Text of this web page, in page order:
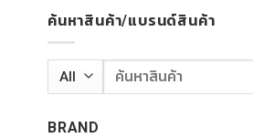
ค้นหาสินค้า/แบรนด์สินค้า
ค้นหา:
BRAND